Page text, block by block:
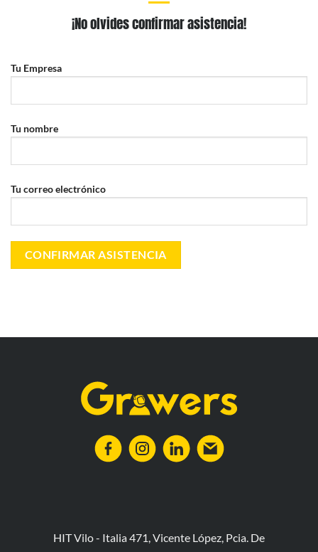
¡No olvides confirmar asistencia!
Tu Empresa
Tu nombre
Tu correo electrónico
HIT Vilo - Italia 471, Vicente López, Pcia. De